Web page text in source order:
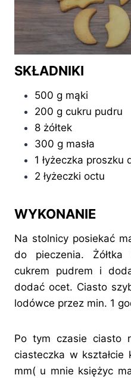
SKŁADNIKI
500 g mąki
200 g cukru pudru
8 żółtek
300 g masła
1 łyżeczka proszku
2 łyżeczki octu
WYKONANIE
Na stolnicy posiekać
do pieczenia. Żółtka
cukrem pudrem i
dodać ocet. Ciasto
lodówce przez min. 1
Po tym czasie ciasto
ciasteczka w
mm( u mnie księżyc